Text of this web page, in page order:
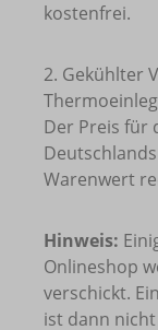
kostenfrei.
2. Gekühlter
Der Preis für
Warenwert
Hinweis:
Onlineshop
verschickt.
ist dann